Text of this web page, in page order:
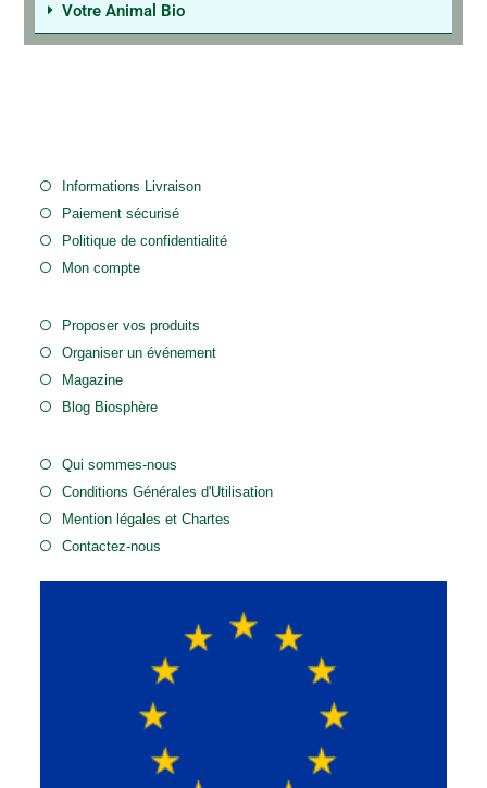
Votre Animal Bio
Informations Livraison
Paiement sécurisé
Politique de confidentialité
Mon compte
Proposer vos produits
Organiser un événement
Magazine
Blog Biosphère
Qui sommes-nous
Conditions Générales d'Utilisation
Mention légales et Chartes
Contactez-nous